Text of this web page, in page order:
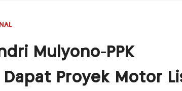
Mulyono-PPK
Dapat Proyek Motor